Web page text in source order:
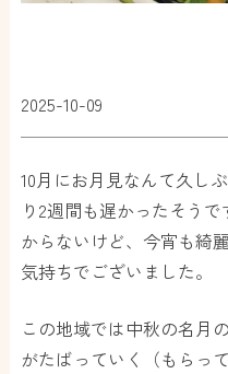
2025-10-09
10月にお月見なんて久し
り2週間も遅かったそう
からないけど、今宵も綺
気持ちでございました。
この地域では中秋の名月
がたばっていく（もらっ